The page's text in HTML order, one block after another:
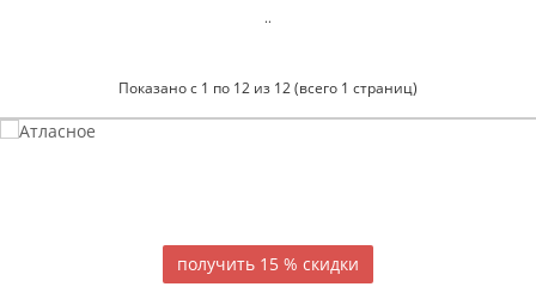
..
Показано с 1 по 12 из 12 (всего 1 страниц)
15 % скидки